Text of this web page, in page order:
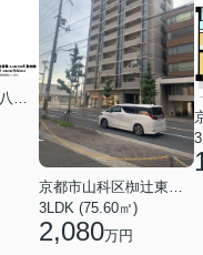
京都市山科区東野八反畑町
3LDK (75.60㎡)
2,080万円